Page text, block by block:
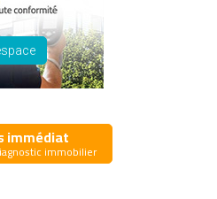
immédiat
immobilier